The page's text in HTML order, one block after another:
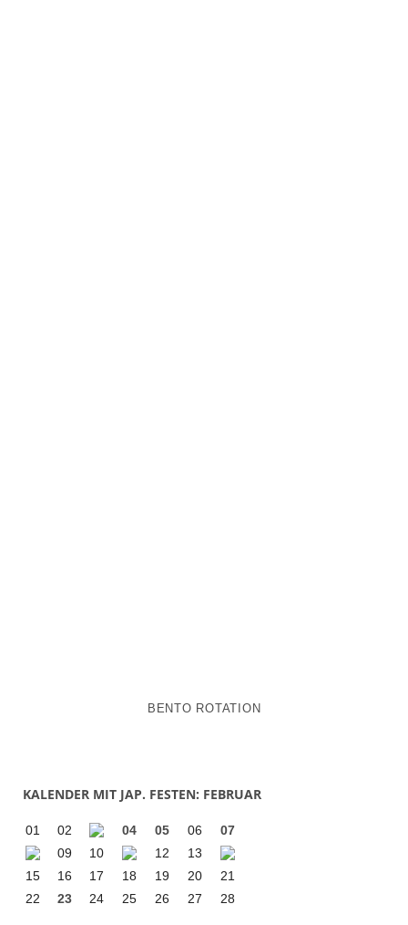
BENTO ROTATION
KALENDER MIT JAP. FESTEN: FEBRUAR
01 02 04 05 06
07
09
10 12
13
15
16 17 18 19 20
21
22
23 24 25 26 27 28